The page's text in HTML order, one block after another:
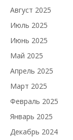
Август 2025
Июль 2025
Июнь 2025
Май 2025
Апрель 2025
Март 2025
Февраль 2025
Январь 2025
Декабрь 2024